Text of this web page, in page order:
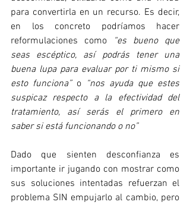
para convertirla en un recurso. Es decir,
en los concreto podríamos hacer
reformulaciones como
“es bueno que
seas escéptico, así podrás tener una
buena lupa para evaluar por ti mismo si
esto funciona” o “nos ayuda que estes
suspicaz respecto a la efectividad del
tratamiento, así serás el primero en
saber si está funcionando o no”
Dado que sienten desconfianza es
importante ir jugando con mostrar como
sus soluciones intentadas refuerzan el
problema SIN empujarlo al cambio, pero